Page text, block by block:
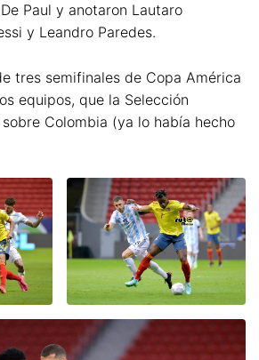
Paul y anotaron Lautaro
y Leandro Paredes.
tres semifinales de Copa América
equipos, que la Selección
Colombia (ya lo había hecho